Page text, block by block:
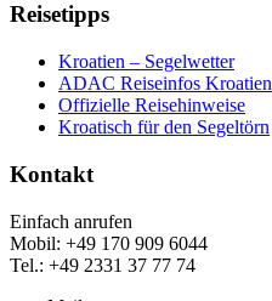
Reisetipps
Kroatien – Segelwetter
ADAC Reiseinfos Kroatien
Offizielle Reisehinweise
Kroatisch für den Segeltörn
Kontakt
Einfach anrufen
Mobil: +49 170 909 6044
Tel.: +49 2331 37 77 74